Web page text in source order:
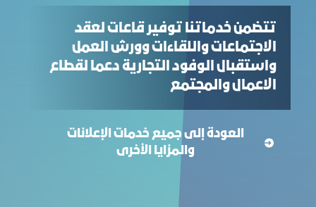
تتضمن خدماتنا توفير قاعات لعقد
الاجتماعات واللقاءات وورش العمل
واستقبال الوفود التجارية دعما لقطاع
الاعمال والمجتمع
العودة إلى جميع خدمات الإعلانات
والمزايا الأخرى